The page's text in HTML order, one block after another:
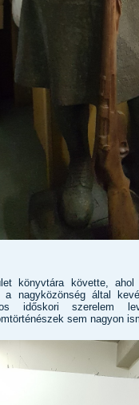
könyvtára követte,
nagyközönség által
időskori szerelem
sem nagyon